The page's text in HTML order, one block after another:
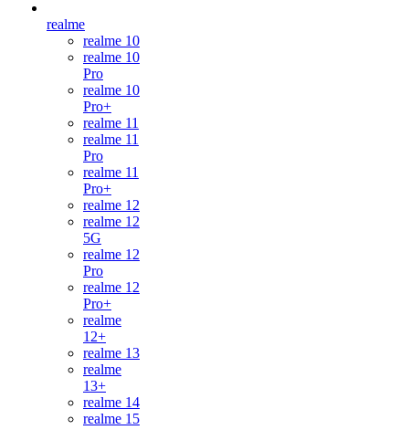
realme
realme 10
realme 10
Pro
realme 10
Pro+
realme 11
realme 11
Pro
realme 11
Pro+
realme 12
realme 12
5G
realme 12
Pro
realme 12
Pro+
realme
12+
realme 13
realme
13+
realme 14
realme 15